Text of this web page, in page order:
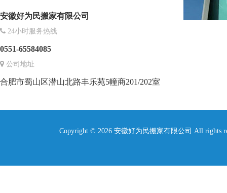
安徽好为民搬家有限公司
24小时服务热线
0551-65584085
公司地址
合肥市蜀山区潜山北路丰乐苑5幢商201/202室
Copyright © 2026 安徽好为民搬家有限公司 All rights